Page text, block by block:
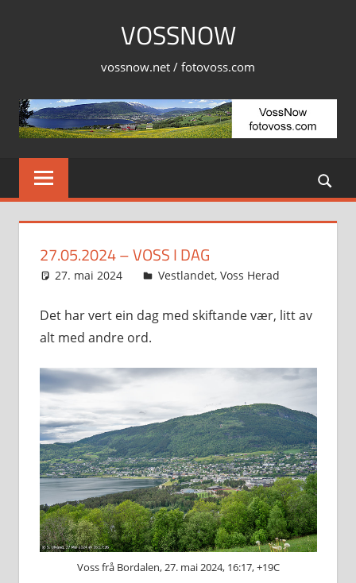
VOSSNOW
vossnow.net / fotovoss.com
27.05.2024 – VOSS I DAG
27. mai 2024 Svein
Vestlandet, Voss Herad
Det har vert ein dag med skiftande vær, litt av
alt med andre ord.
Voss frå Bordalen, 27. mai 2024, 16:17, +19C